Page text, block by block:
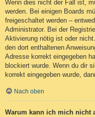
Wenn dies nicht der Fall ist,
werden. Bei einigen Boards
freigeschaltet werden –
Administrator. Bei der
Aktivierung nötig ist oder
den dort enthaltenen
Adresse korrekt eingegeben
blockiert wurde. Wenn du dir
korrekt eingegeben wurde,
Nach oben
Warum kann ich mich nicht